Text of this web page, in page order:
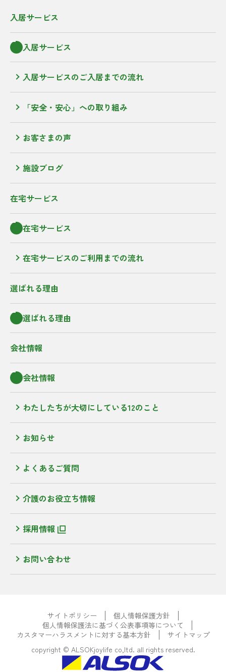
入居サービス
入居サービス
入居サービスのご入居までの流れ
「安全・安心」への取り組み
お客さまの声
施設ブログ
在宅サービス
在宅サービス
在宅サービスのご利用までの流れ
選ばれる理由
選ばれる理由
会社情報
会社情報
わたしたちが大切にしている12のこと
お知らせ
よくあるご質問
介護のお役立ち情報
採用情報
お問い合わせ
サイトポリシー
個人情報保護方針
個人情報保護法に基づく公表事項等について
カスタマーハラスメントに対する基本方針
サイトマップ
copyright © ALSOKjoylife co,ltd. all rights reserved.